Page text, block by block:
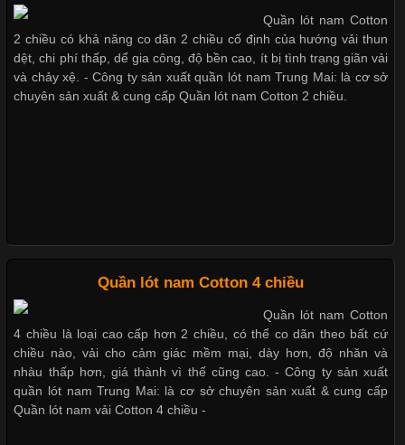
Chất Liệu Bamboo Xu Hướng Mới Trong Ngành Thời Trang
Cập nhật 2026-05-21 14:59:25
Trong những năm gần đây, vải Bamboo đang trở thành một
Những Loại Vải Thun Thông Dụng Và Đặc Điểm Nổi Bật
Cập nhật 2026-05-20 14:58:56
Vải thun là một trong những chất liệu được sử dụng rộng rãi
nhất trong ngành thời trang nhờ đặc tính co giãn, mềm mại và
thoải mái khi mặc. Từ áo thun, đồ thể thao cho đến đồ lót nam,
vải thun luôn đóng vai trò quan trọng trong quá trình sản xuất.
Quần lót nam Cotton
2 chiều có khả năng co dãn 2 chiều cố định của hướng vải thun
dệt, chi phí thấp, dể gia công, độ bền cao, ít bị tình trạng giãn vải
và chảy xệ. - Công ty sản xuất quần lót nam Trung Mai: là cơ sở
chuyên sản xuất & cung cấp Quần lót nam Cotton 2 chiều.
Quần lót nam Cotton 4 chiều
Quần lót nam Cotton
4 chiều là loại cao cấp hơn 2 chiều, có thể co dãn theo bất cứ
chiều nào, vải cho cảm giác mềm mại, dày hơn, độ nhăn và
nhàu thấp hơn, giá thành vì thế cũng cao. - Công ty sản xuất
quần lót nam Trung Mai: là cơ sở chuyên sản xuất & cung cấp
Quần lót nam vải Cotton 4 chiều -